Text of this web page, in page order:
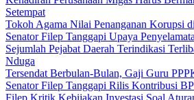
Setempat
Tokoh Agama Nilai Penanganan Korupsi
Senator Filep Tanggapi Upaya
Sejumlah Pejabat Daerah Terindikasi
Nduga
Tersendat Berbulan-Bulan, Gaji Guru
Senator Filep Tanggapi Rilis Kontribusi
Filep Kritik Kebijakan Investasi Soal